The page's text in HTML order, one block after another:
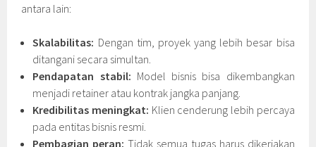
antara lain:
Skalabilitas: Dengan tim, proyek yang lebih besar bisa
ditangani secara simultan.
Pendapatan stabil: Model bisnis bisa dikembangkan
menjadi retainer atau kontrak jangka panjang.
Kredibilitas meningkat: Klien cenderung lebih percaya
pada entitas bisnis resmi.
Pembagian peran: Tidak semua tugas harus dikerjakan